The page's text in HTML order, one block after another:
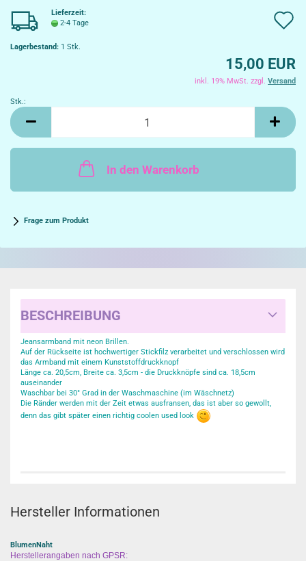
Lieferzeit:
2-4 Tage
Lagerbestand: 1 Stk.
15,00 EUR
inkl. 19% MwSt. zzgl. Versand
Stk.:
Stk.
In den Warenkorb
Frage zum Produkt
BESCHREIBUNG
Jeansarmband mit neon Brillen.
Auf der Rückseite ist hochwertiger Stickfilz verarbeitet und verschlossen wird
das Armband mit einem Kunststoffdruckknopf
Länge ca. 20,5cm, Breite ca. 3,5cm - die Druckknöpfe sind ca. 18,5cm
auseinander
Waschbar bei 30° Grad in der Waschmaschine (im Wäschnetz)
Die Ränder werden mit der Zeit etwas ausfransen, das ist aber so gewollt,
denn das gibt später einen richtig coolen used look
Hersteller Informationen
BlumenNaht
Herstellerangaben nach GPSR: